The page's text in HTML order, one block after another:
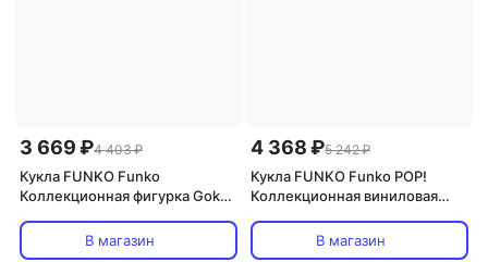
3 669 ₽4 403 ₽
Кукла FUNKO Funko
Коллекционная фигурка Goku
В магазин
4 368 ₽5 242 ₽
Кукла FUNKO Funko POP!
Коллекционная виниловая
В магазин